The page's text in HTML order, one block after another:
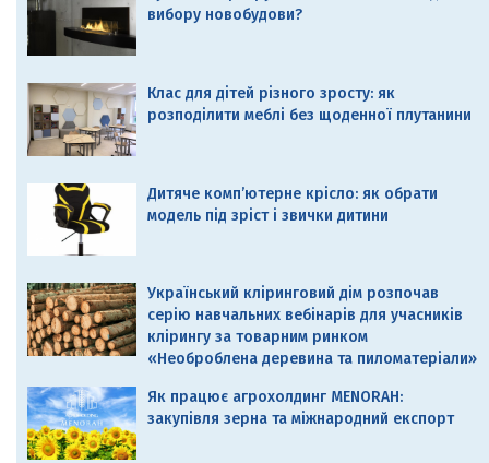
вибору новобудови?
Клас для дітей різного зросту: як
розподілити меблі без щоденної плутанини
Дитяче комп’ютерне крісло: як обрати
модель під зріст і звички дитини
Український кліринговий дім розпочав
серію навчальних вебінарів для учасників
клірингу за товарним ринком
«Необроблена деревина та пиломатеріали»
Як працює агрохолдинг MENORAH:
закупівля зерна та міжнародний експорт